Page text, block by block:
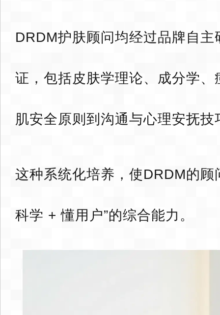
DRDM护肤顾问均经过品牌自
证，包括皮肤学理论、成分学
肌安全原则到沟通与心理安抚技
这种系统化培养，使DRDM的顾
科学 + 懂用户”的综合能力。